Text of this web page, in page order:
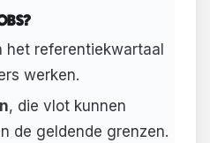
het referentiekwartaal
werken.
, die vlot kunnen
de geldende grenzen.